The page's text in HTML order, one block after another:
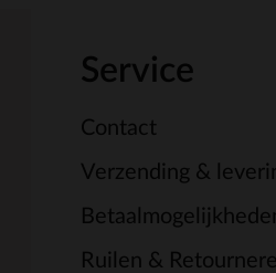
Service
Contact
Verzending &
Ruilen &